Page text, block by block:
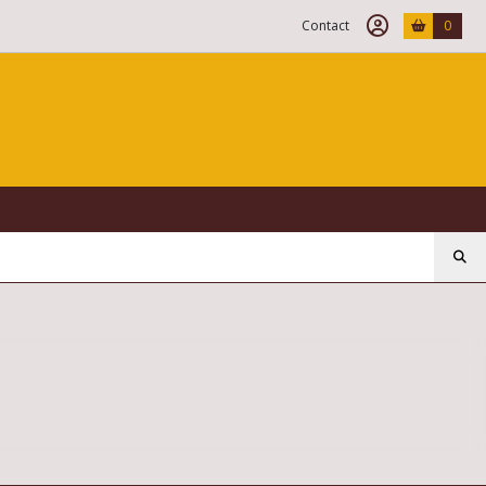
Contact 0